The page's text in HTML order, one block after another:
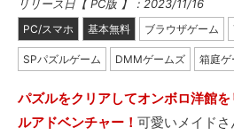
リリース日【 PC版 】：2023/11/16
PC/スマホ 基本無料 ブラウザゲーム
SPパズルゲーム DMMゲームズ 箱庭ゲ
パズルをクリアしてオンボロ洋館
ルアドベンチャー！ 可愛いメイド